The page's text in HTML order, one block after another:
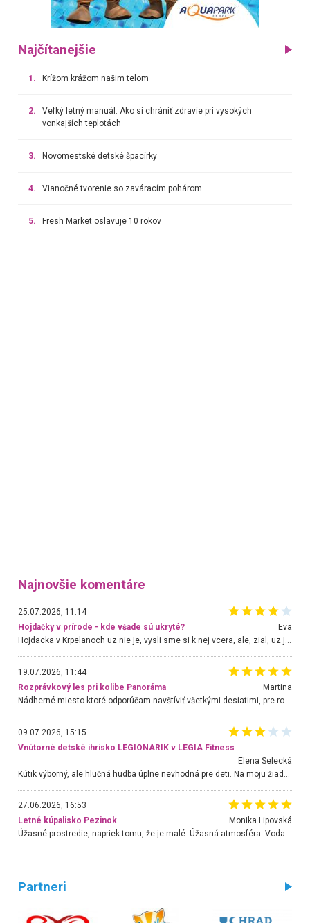
Najčítanejšie
1. Krížom krážom našim telom
2.
Veľký letný manuál: Ako si chrániť zdravie pri vysokých
vonkajších teplotách
3. Novomestské detské špacírky
4. Vianočné tvorenie so zaváracím pohárom
5. Fresh Market oslavuje 10 rokov
Najnovšie komentáre
25.07.2026, 11:14
Hojdačky v prírode - kde všade sú ukryté?
Eva
Hojdacka v Krpelanoch uz nie je, vysli sme si k nej vcera, ale, zial, uz je znicena. Ak sem planujete cestu len kvoli hojdacke, mozete si ju usetrit. Krasny vyhlad je tu vsak aj bez hojdacky :-)
19.07.2026, 11:44
Rozprávkový les pri kolibe Panoráma
Martina
Nádherné miesto ktoré odporúčam navštíviť všetkými desiatimi, pre rodiny s deťmi, dôchodcom... Proste a jednoducho ozaj rozprávkový les.. určite ešte prídeme. Odniesli sme si na pamiatku krásne tričká,
09.07.2026, 15:15
Vnútorné detské ihrisko LEGIONARIK v LEGIA Fitness
Elena Selecká
27.06.2026, 16:53
Letné kúpalisko Pezinok
. Monika Lipovská
Úžasné prostredie, napriek tomu, že je malé. Úžasná atmosféra. Voda fantastická a nádherná. Ľudí je pomerne veľa, ale su mili a ohľaduplní. Je veľmi zaujímavé sledovať, ako dokážu spolu športovať cudzí ľudia a bez ohľadu na vek. Vládne tu pohoda. Vnuka neviem dostať z vody. Ďakujem za krásny deň . Urcite sa sem vrátim. Jediný problém je s parkovaním, ale aj ten sa mi podarilo vyriešiť. Monika Bratislava
Partneri